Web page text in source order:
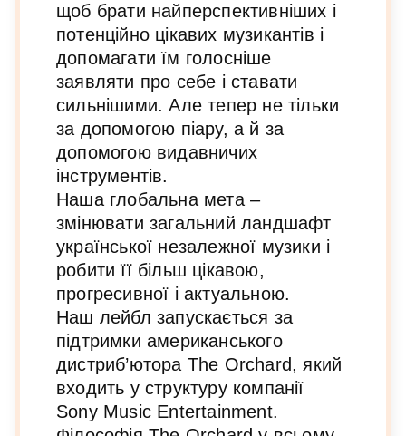
щоб брати найперспективніших і
потенційно цікавих музикантів і
допомагати їм голосніше
заявляти про себе і ставати
сильнішими. Але тепер не тільки
за допомогою піару, а й за
допомогою видавничих
інструментів.
Наша глобальна мета –
змінювати загальний ландшафт
української незалежної музики і
робити її більш цікавою,
прогресивної і актуальною.
Наш лейбл запускається за
підтримки американського
дистриб’ютора The Orchard, який
входить у структуру компанії
Sony Music Entertainment.